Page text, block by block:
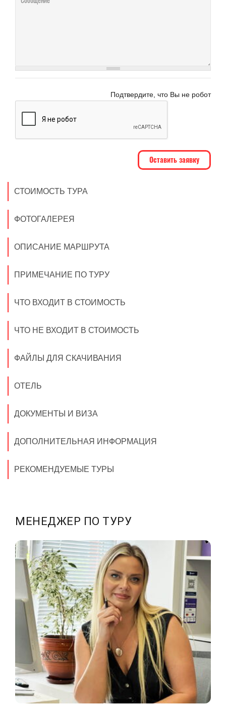
Подтвердите, что Вы не робот
СТОИМОСТЬ ТУРА
ФОТОГАЛЕРЕЯ
ОПИСАНИЕ МАРШРУТА
ПРИМЕЧАНИЕ ПО ТУРУ
ЧТО ВХОДИТ В СТОИМОСТЬ
ЧТО НЕ ВХОДИТ В СТОИМОСТЬ
ФАЙЛЫ ДЛЯ СКАЧИВАНИЯ
ОТЕЛЬ
ДОКУМЕНТЫ И ВИЗА
ДОПОЛНИТЕЛЬНАЯ ИНФОРМАЦИЯ
РЕКОМЕНДУЕМЫЕ ТУРЫ
МЕНЕДЖЕР ПО ТУРУ